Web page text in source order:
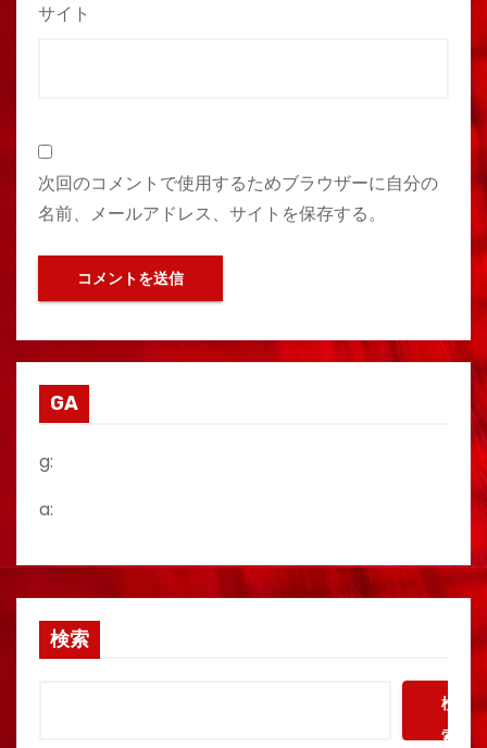
サイト
次回のコメントで使用するためブラウザーに自分の
名前、メールアドレス、サイトを保存する。
GA
g:
a:
検索
検
索